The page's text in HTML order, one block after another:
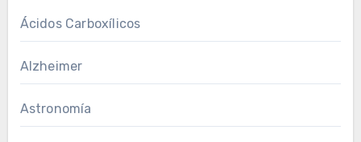
Ácidos Carboxílicos
Alzheimer
Astronomía